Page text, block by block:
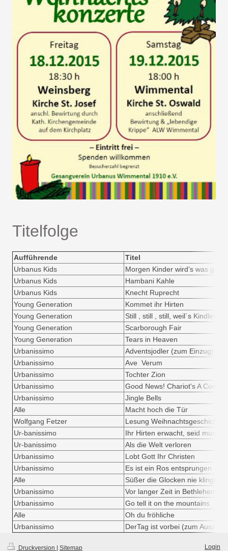
Titelfolge
Aufführende
Titel
Urbanus Kids
Morgen Kinder wird’s was
Urbanus Kids
Hambani Kahle
Urbanus Kids
Knecht Ruprecht
Young Generation
Kommet ihr Hirten
Young Generation
Still , still , still, weil´s Kindlein
Young Generation
Scarborough Fair
Young Generation
Tears in Heaven
Urbanissimo
Adventsjodler (zum Einzug)
Urbanissimo
Ave Verum
Urbanissimo
Tochter Zion
Urbanissimo
Good News! Chariot's A Comin'
Urbanissimo
Jingle Bells
Alle
Macht hoch die Tür
Wolfgang Fetzer
Lesung Weihnachtsgeschichte
Ur-banissimo
Ihr Hirten erwacht, seid munter
Ur-banissimo
Als die Welt verloren
Urbanissimo
Lobt Gott Ihr Christen
Urbanissimo
Es ist ein Ros entsprungen
Alle
Süßer die Glocken nie klingen
Urbanissimo
Vor langer Zeit in Bethlehem
Urbanissimo
Go tell it on the mountains
Alle
Oh du fröhliche
Urbanissimo
DerTag ist vorbei (zum Auszug)
Druckversion | Sitemap Login